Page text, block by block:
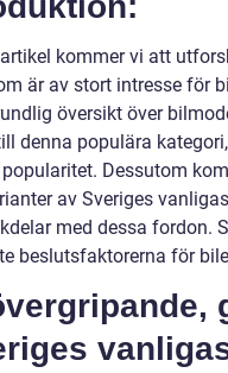
kommer vi att
är av stort intresse för
översikt över
denna populära
Dessutom
av Sveriges
med dessa fordon.
beslutsfaktorerna för